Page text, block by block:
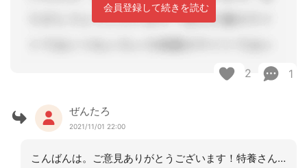
会員登録して続きを読む
2 1
ぜんたろ
2021/11/01 22:00
こんばんは。ご意見ありがとうございます！特養さんでは、連携している医師の方がいら